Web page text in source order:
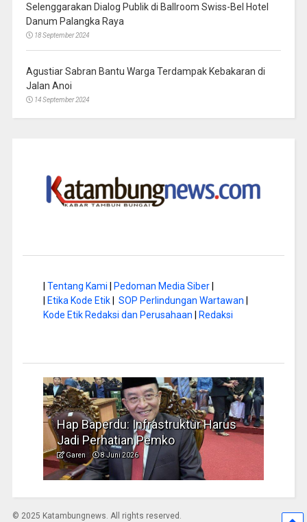
Selenggarakan Dialog Publik di Ballroom Swiss-Bel Hotel
Danum Palangka Raya
18 September 2024
Agustiar Sabran Bantu Warga Terdampak Kebakaran di
Jalan Anoi
14 September 2024
Tentang Kami Pedoman Media Siber|
Etika Kode Etik| SOP Perlindungan Wartawan
Kode Etik Redaksi dan Perusahaan
Redaksi
Hap Baperdu: Infrastruktur Harus
Jadi Perhatian Pemko
Garen 8 Juni 2026
© 2025 Katambungnews. All rights reserved.